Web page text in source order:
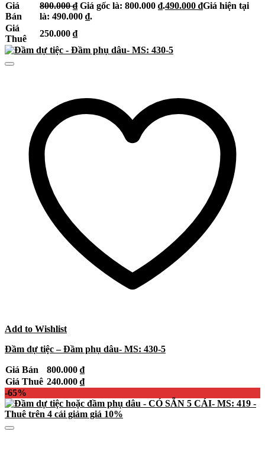
Giá
Bán
800.000₫ Giá gốc là: 800.000 ₫.490.000 ₫Giá hiện tại
là: 490.000 ₫.
Giá
Thuê
250.000 ₫
Add to Wishlist
Đầm dự tiệc – Đầm phụ dâu- MS: 430-5
Giá Bán 800.000 ₫
Giá Thuê 240.000 ₫
-65%